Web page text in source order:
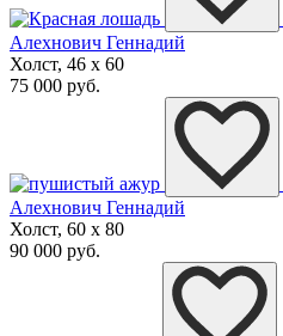
Алехнович Геннадий
Холст, 46 x 60
75 000 руб.
Алехнович Геннадий
Холст, 60 x 80
90 000 руб.